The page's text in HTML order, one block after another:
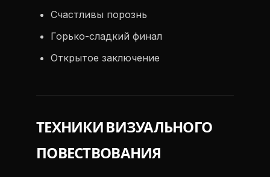
Счастливы порознь
Горько-сладкий финал
Открытое заключение
ТЕХНИКИ ВИЗУАЛЬНОГО
ПОВЕСТВОВАНИЯ